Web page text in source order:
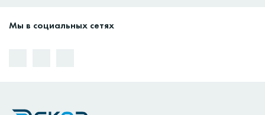
Мы в социальных сетях